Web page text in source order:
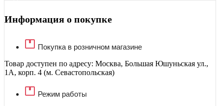
Информация о покупке
Покупка в розничном магазине
Товар доступен по адресу: Москва, Большая Юшуньская ул.,
1А, корп. 4 (м. Севастопольская)
Режим работы